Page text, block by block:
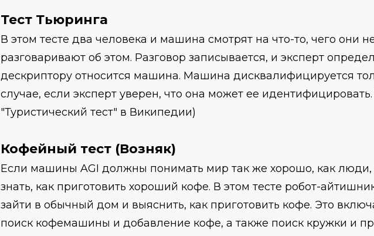
Тест Тьюринга
В этом тесте два человека и машина смотрят на что-то, чего они
разговаривают об этом. Разговор записывается, и эксперт
дескриптору относится машина. Машина дисквалифицируется
случае, если эксперт уверен, что она может ее идентифицировать.
"Туристический тест" в Википедии)
Кофейный тест (Возняк)
Если машины AGI должны понимать мир так же хорошо, как
знать, как приготовить хороший кофе. В этом тесте робот-
зайти в обычный дом и выяснить, как приготовить кофе. Это
поиск кофемашины и добавление кофе, а также поиск кружки и